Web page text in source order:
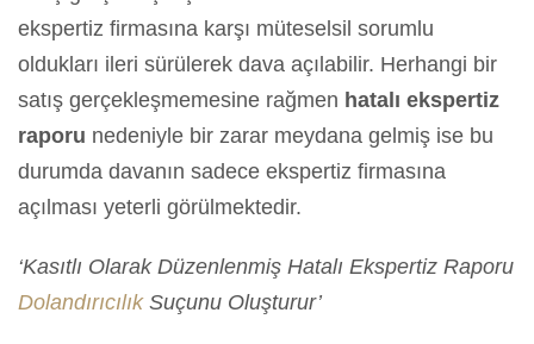
ekspertiz firmasına karşı müteselsil sorumlu
oldukları ileri sürülerek dava açılabilir. Herhangi bir
satış gerçekleşmemesine rağmen hatalı ekspertiz
raporu nedeniyle bir zarar meydana gelmiş ise bu
durumda davanın sadece ekspertiz firmasına
açılması yeterli görülmektedir.
‘Kasıtlı Olarak Düzenlenmiş Hatalı Ekspertiz Raporu
DolandırıcılıkSuçunu Oluşturur’